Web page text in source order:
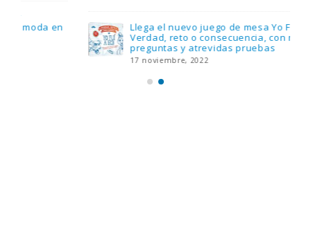
Llega el nuevo juego de mesa Yo Fui a EGB:
Verdad, reto o consecuencia, con más
preguntas y atrevidas pruebas
17 noviembre, 2022